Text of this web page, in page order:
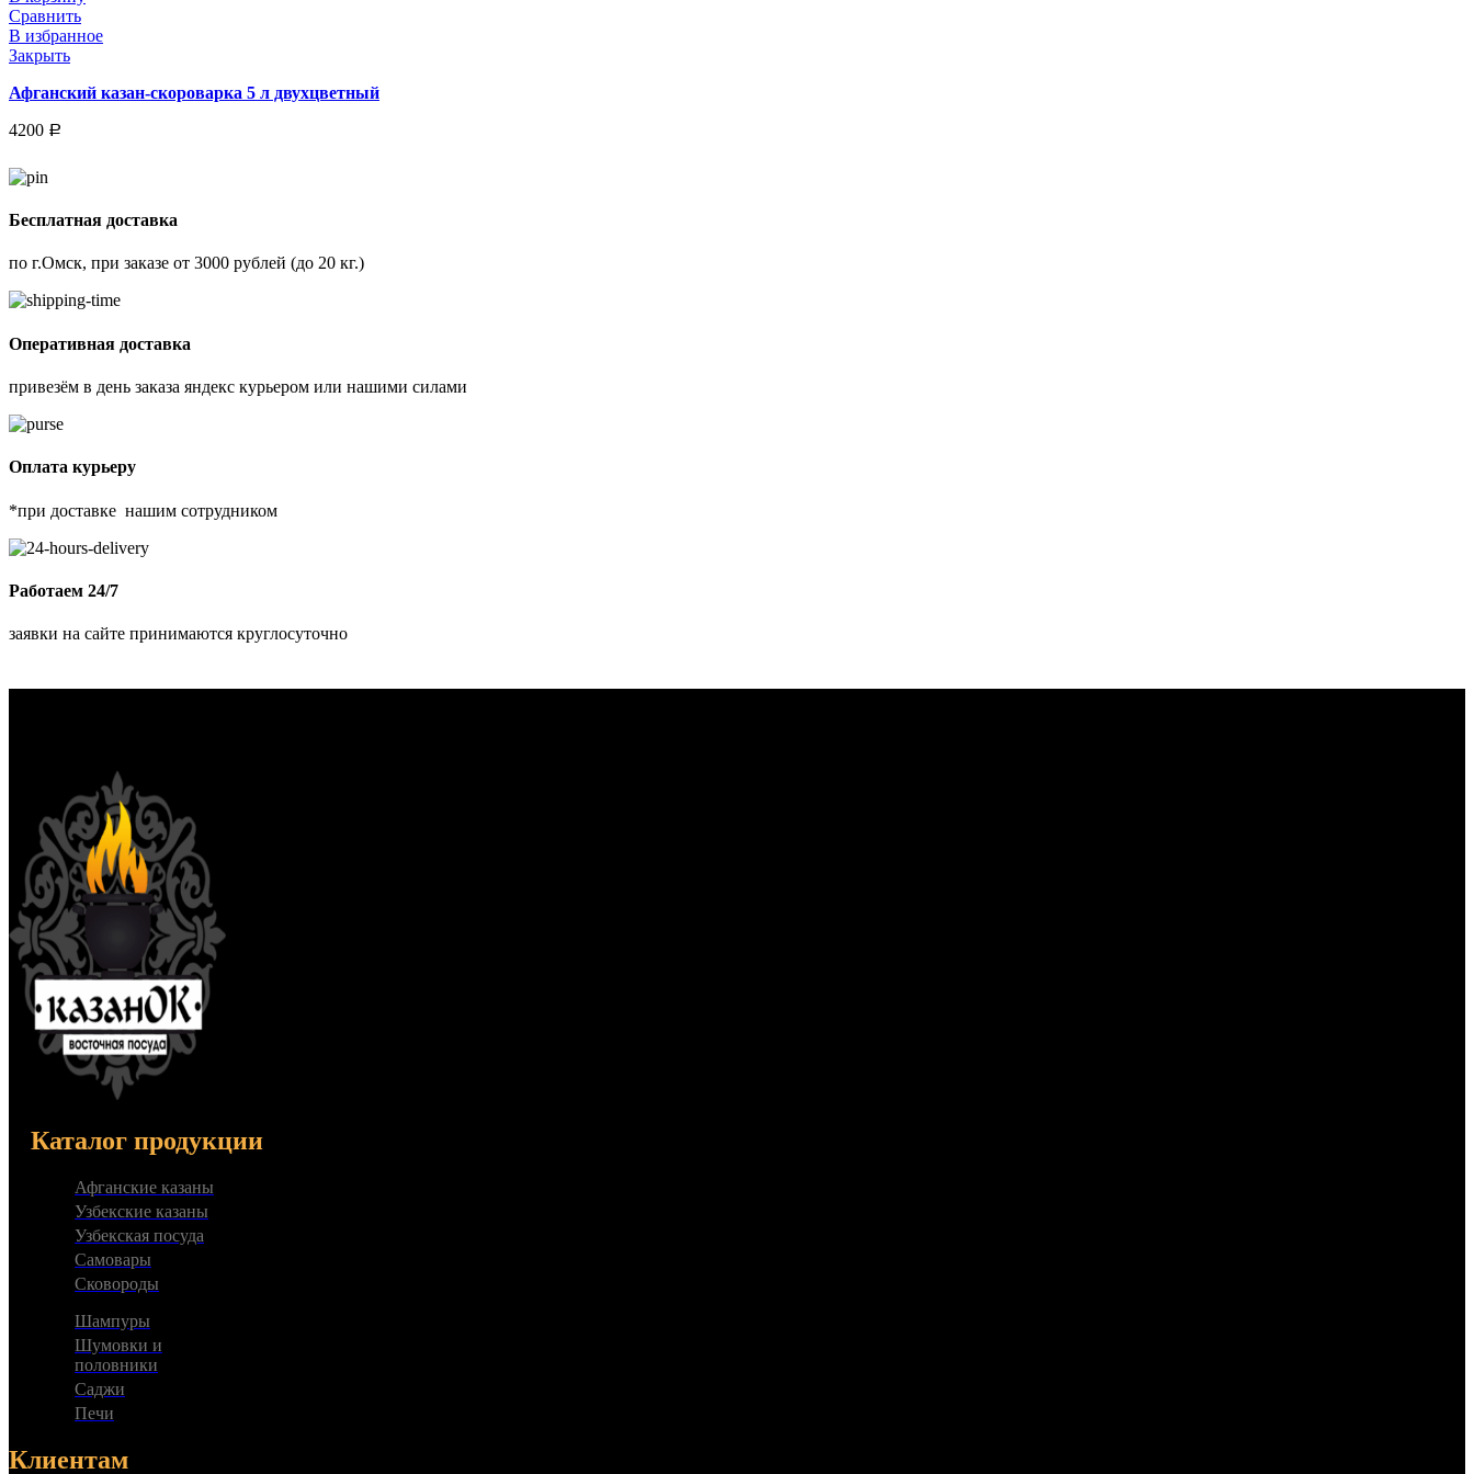
Сравнить
В избранное
Закрыть
Афганский казан-скороварка 5 л двухцветный
4200 Р
Бесплатная доставка
по г.Омск, при заказе от 3000 рублей (до 20 кг.)
Оперативная доставка
привезём в день заказа яндекс курьером или нашими силами
Оплата курьеру
*при доставке нашим сотрудником
Работаем 24/7
заявки на сайте принимаются круглосуточно
Каталог продукции
Афганские казаны
Узбекские казаны
Узбекская посуда
Самовары
Сковороды
Шампуры
Шумовки и
половники
Саджи
Печи
Клиентам